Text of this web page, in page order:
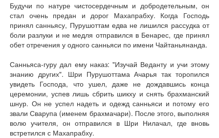
Будучи по натуре чистосердечным и добродетельным, он
стал очень предан и дорог Махапрабху. Когда Господь
принял санньясу, Пурушоттам едва не лишился рассудка от
боли разлуки и не медля отправился в Бенарес, где принял
обет отречения у одного санньяси по имени Чайтаньянанда.
Санньяса-гуру дал ему наказ: "Изучай Веданту и учи этому
знанию других". Шри Пурушоттама Ачарья так торопился
увидеть Господа, что ушел, даже не дождавшись конца
церемонии, успев лишь сбрить шикху и снять брахманский
шнур. Он не успел надеть и одежд санньяси и потому его
звали Сварупа (именем брахмачари). После этого, выполняя
волю учителя, он отправился в Шри Нилачал, где вновь
встретился с Махапрабху.